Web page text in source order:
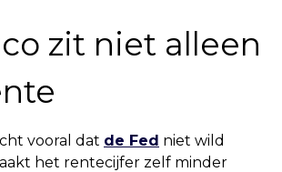
zit niet alleen
vooral dat de Fed niet wild
het rentecijfer zelf minder